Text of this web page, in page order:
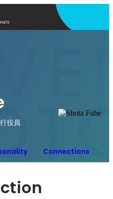
役員
Connections